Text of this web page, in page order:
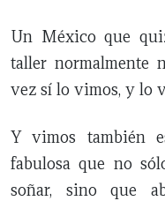
Un México que
taller normalmente
vez sí lo vimos, y lo
Y vimos también
fabulosa que no
soñar, sino que